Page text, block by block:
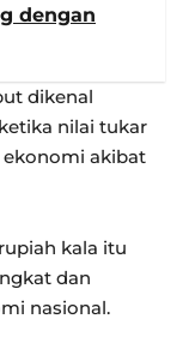
dengan
dikenal
nilai tukar
akibat
kala itu
dan
nasional.